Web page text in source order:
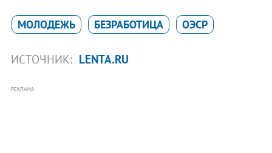
МОЛОДЕЖЬ БЕЗРАБОТИЦА ОЭСР
ИСТОЧНИК: LENTA.RU
РЕКЛАМА